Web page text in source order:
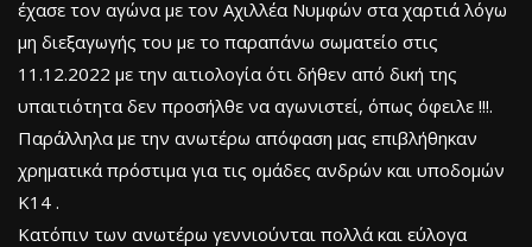
έχασε τον αγώνα με τον Αχιλλέα Νυμφών στα χαρτιά λόγω
μη διεξαγωγής του με το παραπάνω σωματείο στις
11.12.2022 με την αιτιολογία ότι δήθεν από δική της
υπαιτιότητα δεν προσήλθε να αγωνιστεί, όπως όφειλε !!!.
Παράλληλα με την ανωτέρω απόφαση μας επιβλήθηκαν
χρηματικά πρόστιμα για τις ομάδες ανδρών και υποδομών
Κ14 .
Κατόπιν των ανωτέρω γεννιούνται πολλά και εύλογα